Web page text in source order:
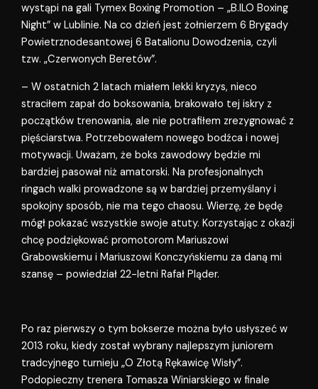
wystąpi na gali Tymex Boxing Promotion – „B.ILO Boxing
Night” w Lublinie. Na co dzień jest żołnierzem 6 Brygady
Powietrznodesantowej 6 Batalionu Dowodzenia, czyli
tzw. „Czerwonych Beretów”.
– W ostatnich 2 latach miałem lekki kryzys, nieco
straciłem zapał do boksowania, brakowało tej iskry z
początków trenowania, ale nie potrafiłem zrezygnować z
pięściarstwa. Potrzebowałem nowego bodźca i nowej
motywacji. Uważam, że boks zawodowy będzie mi
bardziej pasował niż amatorski. Na profesjonalnych
ringach walki prowadzone są w bardziej przemyślany i
spokojny sposób, nie ma tego chaosu. Wierzę, że będę
mógł pokazać wszystkie swoje atuty. Korzystając z okazji
chcę podziękować promotorom Mariuszowi
Grabowskiemu i Mariuszowi Konczyńskiemu za daną mi
szansę – powiedział 22-letni Rafał Pląder.
Po raz pierwszy o tym bokserze można było usłyszeć w
2013 roku, kiedy został wybrany najlepszym juniorem
tradcyjnego turnieju „O Złotą Rękawicę Wisły”.
Podopieczny trenera Tomasza Winiarskiego w finale